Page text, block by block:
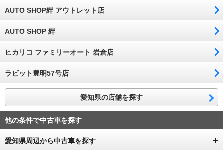
AUTO SHOP絆 アウトレット店
AUTO SHOP 絆
ヒカリコ ファミリーオート 岩倉店
ラビット豊明57号店
愛知県の店舗を探す
他の条件で中古車を探す
愛知県周辺から中古車を探す